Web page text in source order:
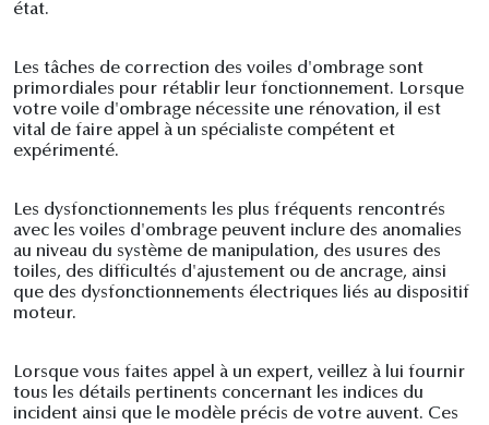
état.
Les tâches de correction des voiles d'ombrage sont
primordiales pour rétablir leur fonctionnement. Lorsque
votre voile d'ombrage nécessite une rénovation, il est
vital de faire appel à un spécialiste compétent et
expérimenté.
Les dysfonctionnements les plus fréquents rencontrés
avec les voiles d'ombrage peuvent inclure des anomalies
au niveau du système de manipulation, des usures des
toiles, des difficultés d'ajustement ou de ancrage, ainsi
que des dysfonctionnements électriques liés au dispositif
moteur.
Lorsque vous faites appel à un expert, veillez à lui fournir
tous les détails pertinents concernant les indices du
incident ainsi que le modèle précis de votre auvent. Ces